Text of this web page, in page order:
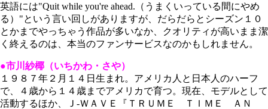
英語には"Quit while you're ahead.（うまくいっている間にやめ
る）"という言い回しがありますが、だらだらとシーズン１０
とかまでやっちゃう作品が多いなか、クオリティが高いまま潔
く終えるのは、本当のファンサービスなのかもしれません。
●市川紗椰（いちかわ・さや）
１９８７年２月１４日生まれ。アメリカ人と日本人のハーフ
で、４歳から１４歳までアメリカで育つ。現在、モデルとして
活動するほか、Ｊ-ＷＡＶＥ『ＴＲＵＭＥ ＴＩＭＥ ＡＮ